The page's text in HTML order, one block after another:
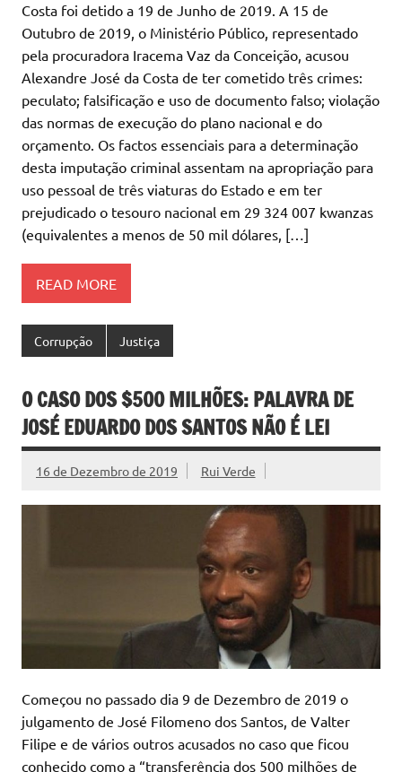
Costa foi detido a 19 de Junho de 2019. A 15 de
Outubro de 2019, o Ministério Público, representado
pela procuradora Iracema Vaz da Conceição, acusou
Alexandre José da Costa de ter cometido três crimes:
peculato; falsificação e uso de documento falso; violação
das normas de execução do plano nacional e do
orçamento. Os factos essenciais para a determinação
desta imputação criminal assentam na apropriação para
uso pessoal de três viaturas do Estado e em ter
prejudicado o tesouro nacional em 29 324 007 kwanzas
(equivalentes a menos de 50 mil dólares, […]
READ MORE
Corrupção Justiça
O CASO DOS $500 MILHÕES: PALAVRA DE
JOSÉ EDUARDO DOS SANTOS NÃO É LEI
16 de Dezembro de 2019 Rui Verde
Começou no passado dia 9 de Dezembro de 2019 o
julgamento de José Filomeno dos Santos, de Valter
Filipe e de vários outros acusados no caso que ficou
conhecido como a “transferência dos 500 milhões de